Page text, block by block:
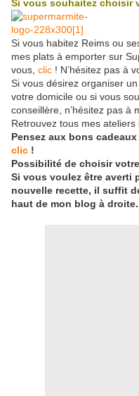
Si vous souhaitez choisir
Si vous habitez Reims ou
mes plats à emporter sur
vous, clic ! N’hésitez pas à
Si vous désirez organiser
votre domicile ou si vous
conseillère, n’hésitez pas à
Retrouvez tous mes ateliers
Pensez aux bons
clic !
Possibilité de choisir votre
Si vous voulez être averti
nouvelle recette, il suffit
haut de mon blog à droite.